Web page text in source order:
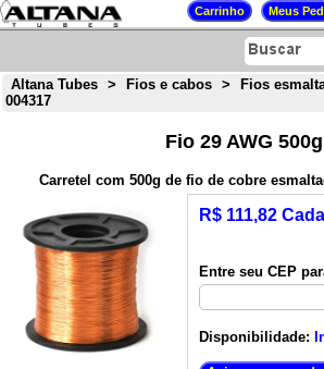
Altana Tubes > Fios e cabos > Fios
004317
Fio 29 AWG 500g
Carretel com 500g de fio de cobre
R$ 111,82 Cada
Entre seu CEP
Disponibilidade: